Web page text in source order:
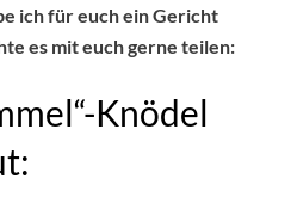
ich für euch ein Gericht
es mit euch gerne teilen:
Knödel